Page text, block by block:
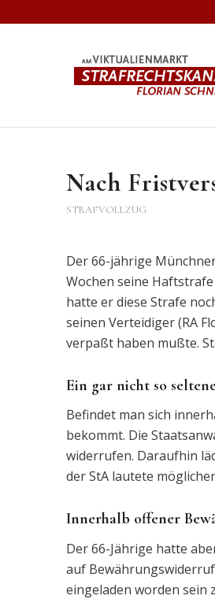
Nach
STRAFVOLLZUG
Der 66-jährige
Wochen seine
hatte er diese Strafe
seinen Verteidiger (RA
verpaßt haben mußte.
Ein gar nicht so
Befindet man sich
bekommt. Die
widerrufen. Daraufhin
der StA lautete
Innerhalb offener
Der 66-Jährige hatte
auf
eingeladen worden sein